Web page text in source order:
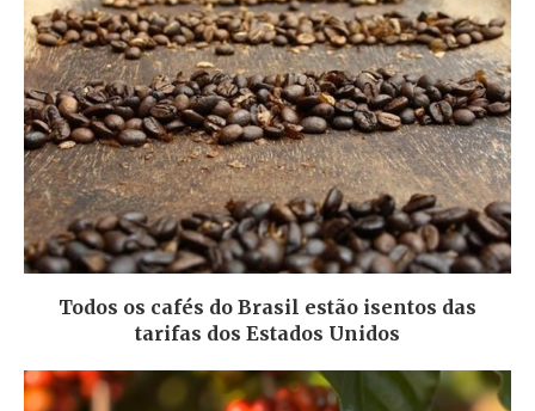
Todos os cafés do Brasil estão isentos das
tarifas dos Estados Unidos